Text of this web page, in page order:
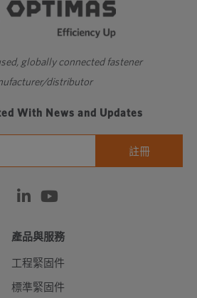
globally connected fastener
distributor
With News and Updates
產品與服務
工程緊固件
標準緊固件